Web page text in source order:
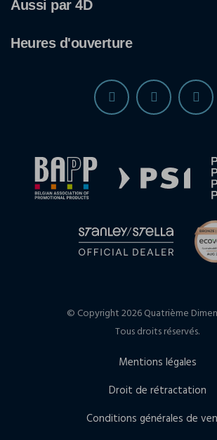
Aussi par 4D
Heures d'ouverture
© Copyright 2026 Quatrième
Tous droits réservés.
Mentions légales
Droit de rétractation
Conditions générales de